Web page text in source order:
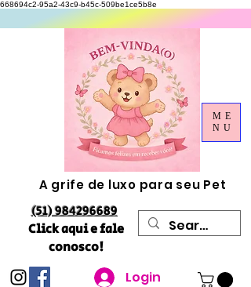
668694c2-95a2-43c9-b45c-509be1ce5b8e
A grife de luxo para seu Pet
(51) 984296689
Click aqui e fale
conosco!
Login
ME
NU